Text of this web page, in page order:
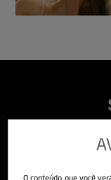
O conteúdo que você
O Bella da Semana é
do Brasil, com
qualidade, além de